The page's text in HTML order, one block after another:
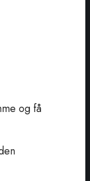
og få